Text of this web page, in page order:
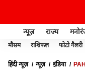
न्यूज़ राज्य
मौसम राशिफल फोटो गैलरी
हिंदी न्यूज़ न्यूज़ इंडिया